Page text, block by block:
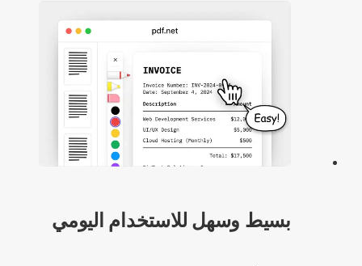
بسيط وسهل للاستخدام اليومي